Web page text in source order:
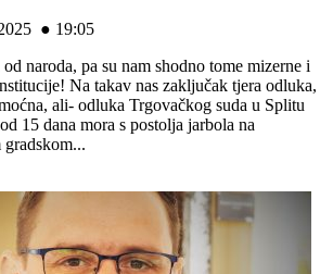
● 19:05
naroda, pa su nam shodno tome mizerne i
Na takav nas zaključak tjera odluka,
ali- odluka Trgovačkog suda u Splitu
15 dana mora s postolja jarbola na